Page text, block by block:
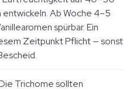
entwickeln. Ab Woche 4–5
spürbar. Ein
Zeitpunkt Pflicht — sonst
Trichome sollten